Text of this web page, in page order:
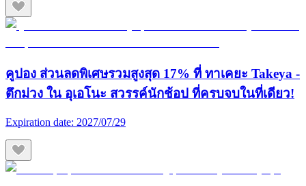
คูปอง ส่วนลดพิเศษรวมสูงสุด 17% ที่ ทาเคยะ Takeya -
ตึกม่วง ใน อุเอโนะ สวรรค์นักช้อป ที่ครบจบในที่เดียว!
Expiration date: 2027/07/29